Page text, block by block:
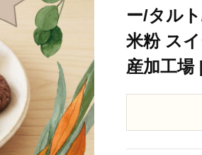
ー/タル
米粉 ス
産加工場